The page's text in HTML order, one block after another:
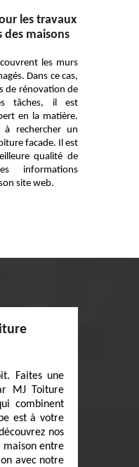
les travaux
maisons
les murs
Dans ce cas,
de rénovation de
tâches, il est
en la matière.
rechercher un
facade. Il est
qualité de
informations
site web.
Faites une
MJ Toiture
combinent
est à votre
nos
maison entre
avec notre